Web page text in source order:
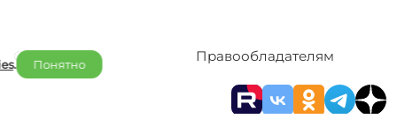
. Понятно
Отельерам Правообладателям